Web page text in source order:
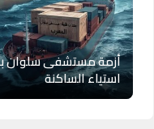
أزمة مستشفى سلوان
استياء الساكنة